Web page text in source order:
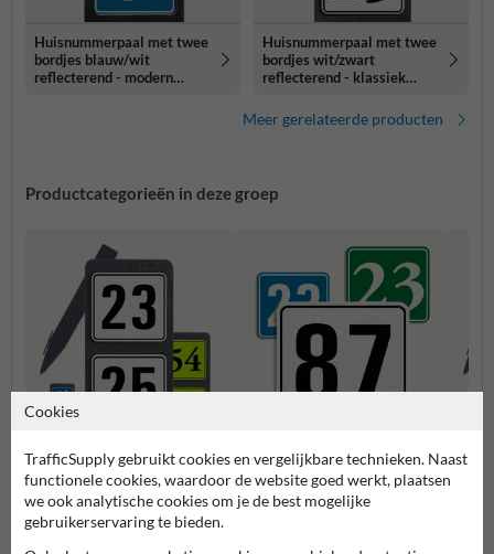
Huisnummerpaal met twee
bordjes blauw/wit
reflecterend - modern
Huisnummerpaal met twee
bordjes wit/zwart
reflecterend - klassiek
Meer gerelateerde producten
Productcategorieën in deze groep
Huisnummerpaal met twee
nummers
Huisnummerbordjes
Cookies
TrafficSupply gebruikt cookies en vergelijkbare technieken. Naast
functionele cookies, waardoor de website goed werkt, plaatsen
we ook analytische cookies om je de best mogelijke
gebruikerservaring te bieden.